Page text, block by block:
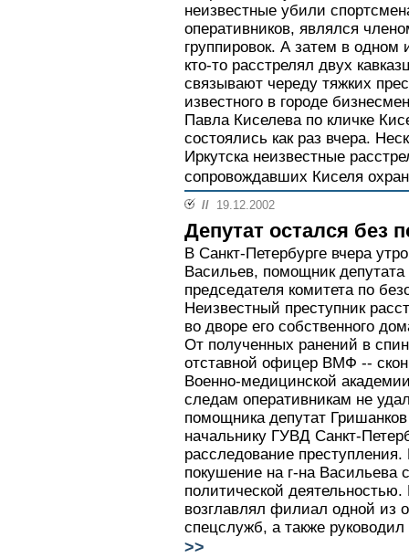
неизвестные убили
оперативников, являлся
группировок. А затем в одном
кто-то расстрелял двух
связывают череду тяжких
известного в городе
Павла Киселева по кличке
состоялись как раз вчера.
Иркутска неизвестные
сопровождавших Киселя
// 19.12.2002
Депутат остался без
В Санкт-Петербурге вчера
Васильев, помощник
председателя комитета по
Неизвестный преступник
во дворе его собственного
От полученных ранений в
отставной офицер ВМФ --
Военно-медицинской
следам оперативникам не
помощника депутат
начальнику ГУВД Санкт-
расследование
покушение на г-на Васильева
политической
возглавлял филиал одной из
спецслужб, а также
>>